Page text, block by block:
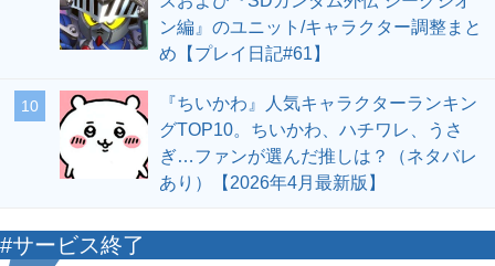
ン編』のユニット/キャラクター調整まと
め【プレイ日記#61】
10
『ちいかわ』人気キャラクターランキン
グTOP10。ちいかわ、ハチワレ、うさ
ぎ…ファンが選んだ推しは？（ネタバレ
あり）【2026年4月最新版】
#サービス終了